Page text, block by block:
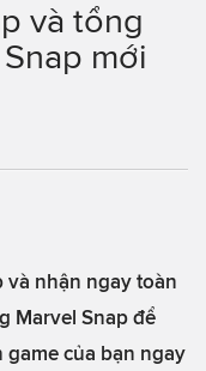
và tổng
mới
và nhận ngay toàn
Marvel Snap để
của bạn ngay